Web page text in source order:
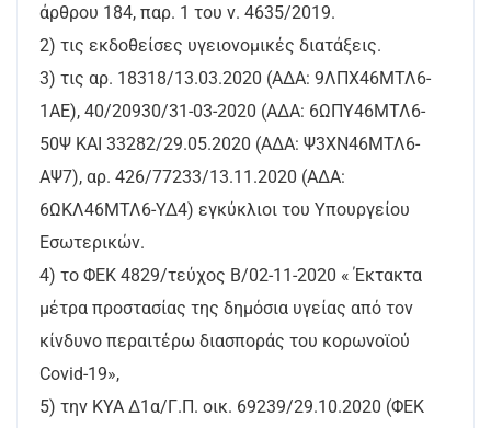
άρθρου 184, παρ. 1 του ν. 4635/2019.
2) τις εκδοθείσες υγειονομικές διατάξεις.
3) τις αρ. 18318/13.03.2020 (ΑΔΑ: 9ΛΠΧ46ΜΤΛ6-
1ΑΕ), 40/20930/31-03-2020 (ΑΔΑ: 6ΩΠΥ46ΜΤΛ6-
50Ψ ΚΑΙ 33282/29.05.2020 (ΑΔΑ: Ψ3ΧΝ46ΜΤΛ6-
ΑΨ7), αρ. 426/77233/13.11.2020 (ΑΔΑ:
6ΩΚΛ46ΜΤΛ6-ΥΔ4) εγκύκλιοι του Υπουργείου
Εσωτερικών.
4) το ΦΕΚ 4829/τεύχος Β/02-11-2020 « Έκτακτα
μέτρα προστασίας της δημόσια υγείας από τον
κίνδυνο περαιτέρω διασποράς του κορωνοϊού
Covid-19»,
5) την ΚΥΑ Δ1α/Γ.Π. οικ. 69239/29.10.2020 (ΦΕΚ